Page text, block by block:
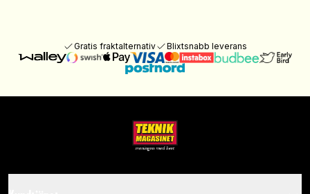
Gratis fraktalternativ Blixtsnabb leverans